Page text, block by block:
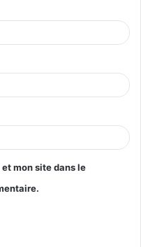
mon site dans le